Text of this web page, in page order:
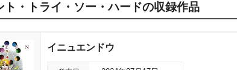
ト・トライ・ソー・ハードの収録作品
イニュエンドウ